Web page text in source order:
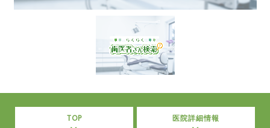
TOP 医院詳細情報